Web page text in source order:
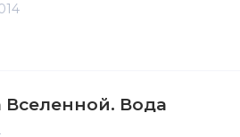
Вселенной. Вода